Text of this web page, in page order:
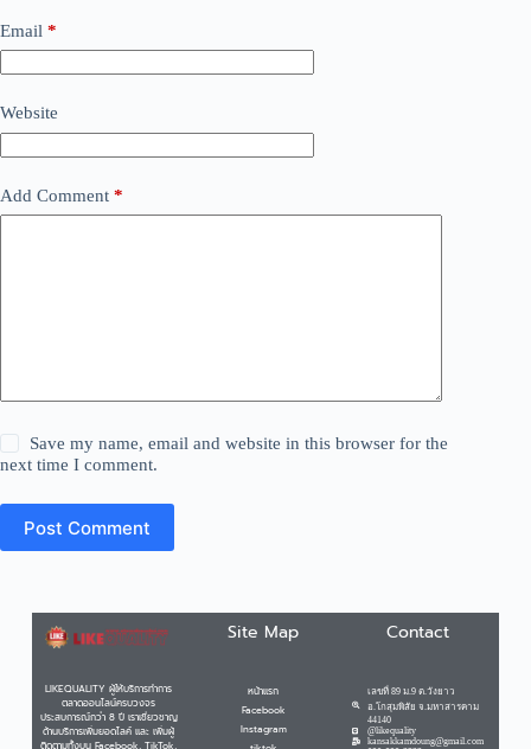
Email *
Website
Add Comment *
Save my name, email and website in this browser for the
next time I comment.
Post Comment
LIKEQUALITY ผู้ให้บริการทำการ
ตลาดออนไลน์ครบวงจร
ประสบการณ์กว่า 8 ปี เราเชี่ยวชาญ
ด้านบริการเพิ่มยอดไลค์ และ เพิ่มผู้
ติดตามทั้งบน Facebook, TikTok,
Site Map
หน้าแรก
Facebook
Instagram
Contact
เลขที่ 89 ม.9 ต.วังยาว
อ.โกสุมพิสัย จ.มหาสารคาม
44140
@likequality
kansakkamdoung@gmail.com